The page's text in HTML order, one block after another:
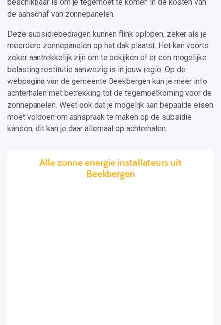
beschikbaar is om je tegemoet te komen in de kosten van
de aanschaf van zonnepanelen.
Deze subsidiebedragen kunnen flink oplopen, zeker als je
meerdere zonnepanelen op het dak plaatst. Het kan voorts
zeker aantrekkelijk zijn om te bekijken of er een mogelijke
belasting restitutie aanwezig is in jouw regio. Op de
webpagina van de gemeente Beekbergen kun je meer info
achterhalen met betrekking tot de tegemoetkoming voor de
zonnepanelen. Weet ook dat je mogelijk aan bepaalde eisen
moet voldoen om aanspraak te maken op de subsidie
kansen, dit kan je daar allemaal op achterhalen.
Alle zonne energie installateurs uit
Beekbergen